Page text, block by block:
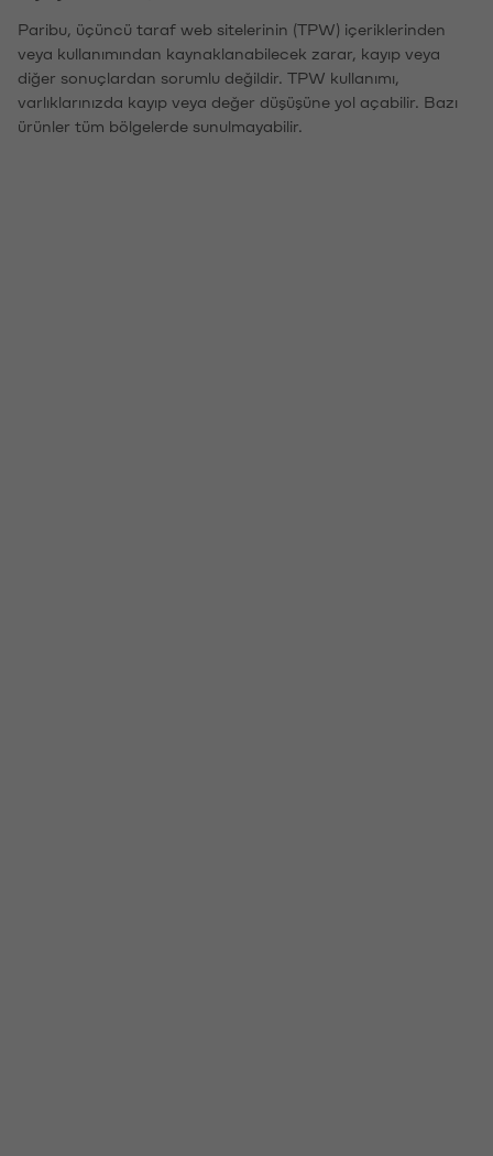
Paribu, üçüncü taraf web sitelerinin (TPW) içeriklerinden
veya kullanımından kaynaklanabilecek zarar, kayıp veya
diğer sonuçlardan sorumlu değildir. TPW kullanımı,
varlıklarınızda kayıp veya değer düşüşüne yol açabilir. Bazı
ürünler tüm bölgelerde sunulmayabilir.